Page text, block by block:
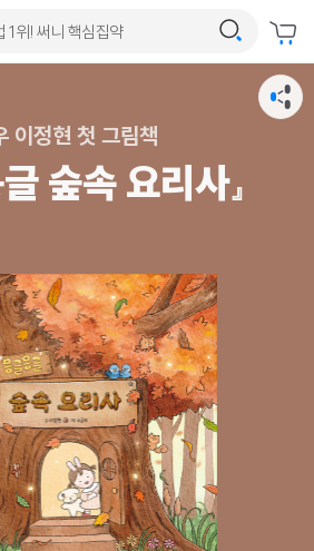
이정현 첫 그림책
숲속 요리사』